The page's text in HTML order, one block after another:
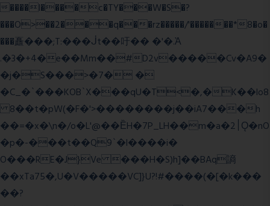
����l����c�TY���W�S�?
���O>��2���q���rz�����/'�������*8�o�
���矗���;T:���ᒎt��吁�� �'�.Ὰ
.�3�+4�e��Mm��#D2v�����Cv�A9�
�j�S���>�7� �
�C_�`���KOB`X���qU�T<�,�K��lo8
8��t�pW(�F�'>��������j��iA7���h
��=�x�\n�/o�L'@��ȄH�7P_LH��m�a�2׀Ǫ�nO
�p�-���t��Q9`�l����i�
O���RE�J}Ve ���H�S)h]��BAq謪
��xTa75�,U�V�����VC]}U?!#����(�[�k���
��?